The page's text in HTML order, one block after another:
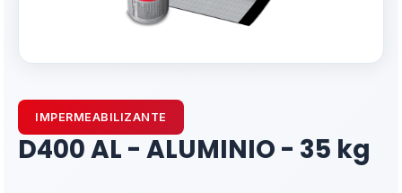
IMPERMEABILIZANTE
D400 AL - ALUMINIO - 35 kg